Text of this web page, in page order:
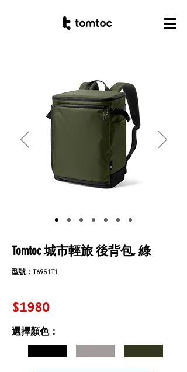
Tomtoc 城市輕旅 後背包, 綠
型號：T69S1T1
$1980
選擇顏色：